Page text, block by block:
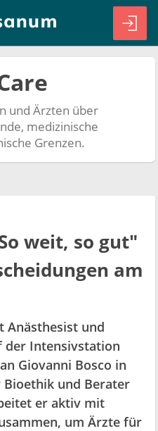
und Ärzten über
medizinische
Grenzen.
weit, so gut"
am
Anästhesist und
der Intensivstation
Giovanni Bosco in
und Berater
er aktiv mit
um Ärzte für